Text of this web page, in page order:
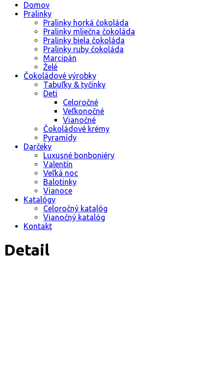
Domov
Pralinky
Pralinky horká čokoláda
Pralinky mliečna čokoláda
Pralinky biela čokoláda
Pralinky ruby čokoláda
Marcipán
Želé
Čokoládové výrobky
Tabuľky & tyčinky
Deti
Celoročné
Veľkonočné
Vianočné
Čokoládové krémy
Pyramídy
Darčeky
Luxusné bonboniéry
Valentín
Veľká noc
Balotinky
Vianoce
Katalógy
Celoročný katalóg
Vianočný katalóg
Kontakt
Detail